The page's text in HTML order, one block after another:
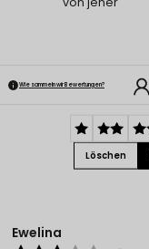
Wie sammeln wir Bewertungen?
Löschen
Ewelina